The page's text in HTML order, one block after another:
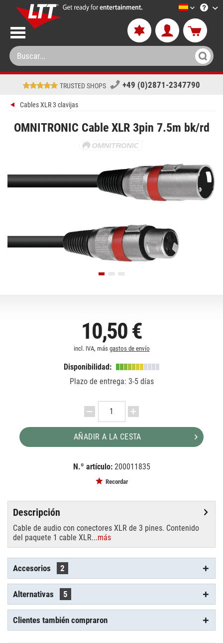
LTT-
TRUSTED SHOPS +49 (0)2871-2347790
Cables XLR 3 clavijas
OMNITRONIC Cable XLR 3pin 7.5m bk/rd
10,50 €
incl. IVA, más gastos de envío
Disponibilidad:
Plazo de entrega: 3-5 días
AÑADIR A LA CESTA
N.º artículo: 200011835
Recordar
Descripción
Cable de audio con conectores XLR de 3 pines. Contenido
del paquete 1 cable XLR...más
Accesorios 2
Alternativas 5
Clientes también compraron